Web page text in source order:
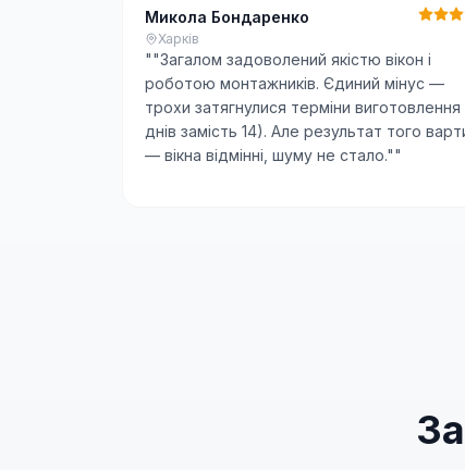
Микола Бондаренко
Харків
""Загалом задоволений якістю вікон і
роботою монтажників. Єдиний мінус —
трохи затягнулися терміни виготовлення
днів замість 14). Але результат того
— вікна відмінні, шуму не стало.""